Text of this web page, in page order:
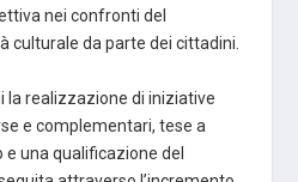
nei confronti del
culturale da parte dei cittadini.
la realizzazione di iniziative
e complementari, tese a
una qualificazione del